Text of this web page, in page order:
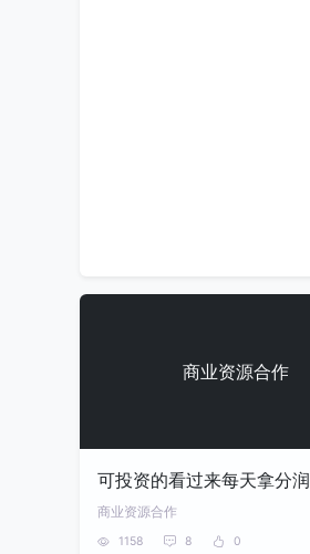
商业资源合作
可投资的看过来每天拿分润
商业资源合作
1158 8 0